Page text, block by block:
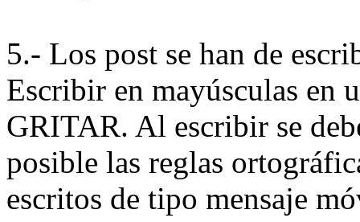
5.- Los post se han de
Escribir en mayúsculas en
GRITAR. Al escribir se
posible las reglas
escritos de tipo mensaje